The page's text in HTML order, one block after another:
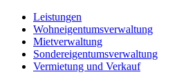
Leistungen
Wohneigentumsverwaltung
Mietverwaltung
Sondereigentumsverwaltung
Vermietung und Verkauf